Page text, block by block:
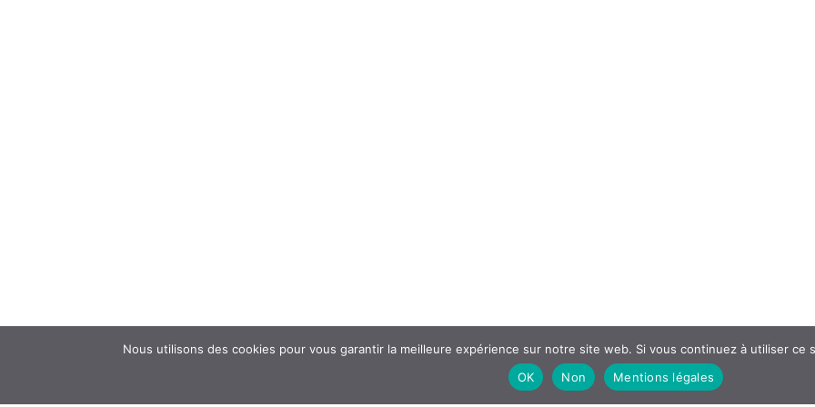
Nous utilisons des cookies pour vous garantir la meilleure expérience sur notre site web. Si vous continuez à utiliser
OK
Non Mentions légales